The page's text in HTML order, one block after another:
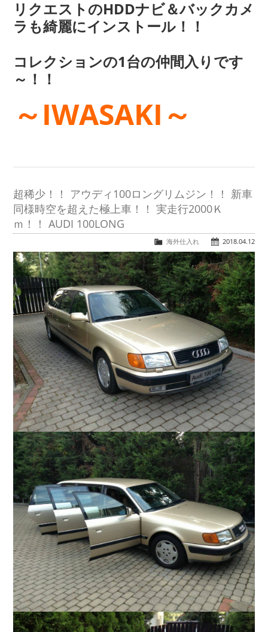
リクエストのHDDナビ＆バックカメ
ラも綺麗にインストール！！
コレクションの1台の仲間入りです
～！！
～IWASAKI～
超稀少！！ アウディ100ロングリムジン！！ 新車
同様時空を超えた極上車！！ 実走行2000Ｋ
ｍ！！ AUDI 100LONG
2018.04.12
海外仕入れ